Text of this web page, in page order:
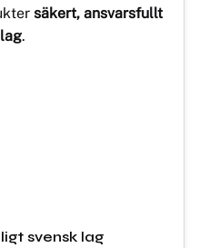
säkert, ansvarsfullt
.
svensk lag